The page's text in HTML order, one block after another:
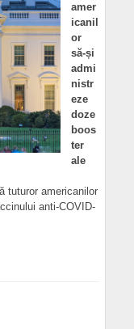
amer
icanil
or
să-și
admi
nistr
eze
doze
boos
ter
ale
tuturor americanilor
anti-COVID-